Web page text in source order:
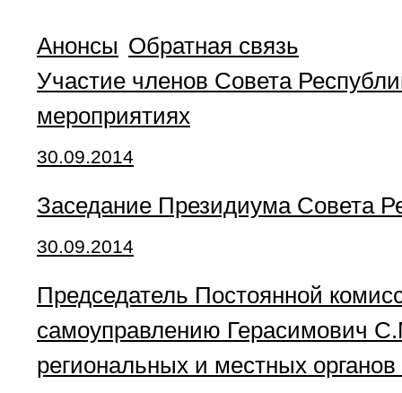
Анонсы Обратная связь
Участие членов Совета
мероприятиях
30.09.2014
Заседание Президиума Совета
30.09.2014
Председатель Постоянной
самоуправлению Герасимович
региональных и местных